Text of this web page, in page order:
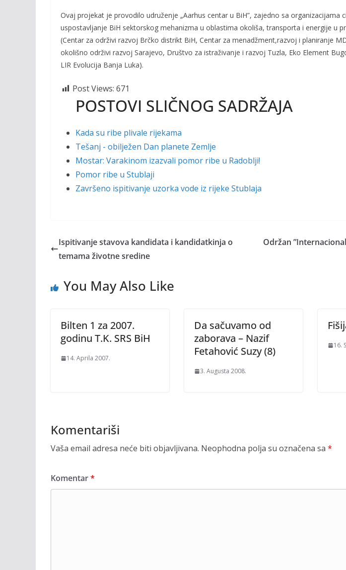
Ovaj projekat je provodilo udruženje „Aarhus centar u BiH”, zajedno sa organizacijama
uspostavljanje BiH sektorskog mehanizma u oblastima okoliša, transporta i energije u
(Centar za održivi razvoj Brčko distrikt BiH, Centar za menadžment,razvoj i planiranje
okolišno održivi razvoj Sarajevo, Društvo za istraživanje i razvoj Tuzla, Eko Element
LIR Evolucija Banja Luka).
Post Views: 671
POSTOVI SLIČNOG SADRŽAJA
Kada su ribe plivale rijekama
Tešanj - obilježen Dan planete Zemlje
Mostar: Varakinom izazvali pomor ribe u Radoblji!
Pomor ribe u Stublaji
Završeno ispitivanje uzorka vode iz rijeke Stublaja
Ispitivanje stavova kandidata i kandidatkinja o
temama životne sredine
Održan
You May Also Like
Bilten 1 za 2007.
godinu T.K. SRS BiH
14. Aprila 2007.
Da sačuvamo od
zaborava – Nazif
Fetahović Suzy (8)
3. Augusta 2008.
16.
Komentariši
Vaša email adresa neće biti objavljivana. Neophodna polja su označena sa *
Komentar*